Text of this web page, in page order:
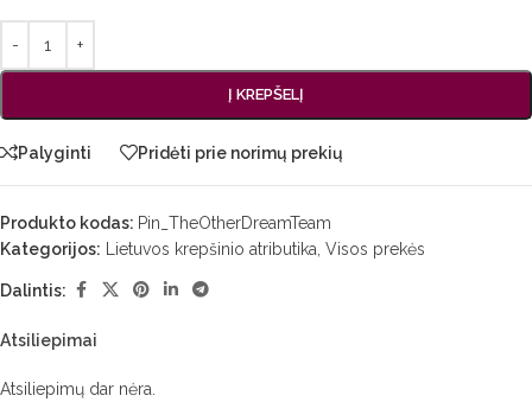
Į KREPŠELĮ
Palyginti Pridėti prie norimų prekių
Produkto kodas: Pin_TheOtherDreamTeam
Kategorijos:
Lietuvos krepšinio atributika Visos prekės
Dalintis:
Atsiliepimai
Atsiliepimų dar nėra.